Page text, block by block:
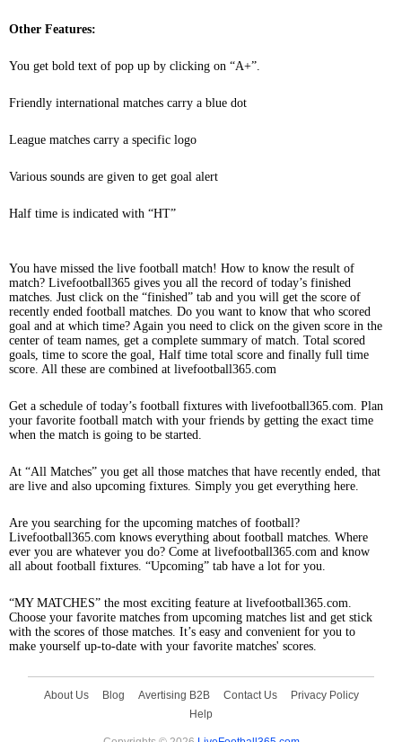
Other Features:
You get bold text of pop up by clicking on “A+”.
Friendly international matches carry a blue dot
League matches carry a specific logo
Various sounds are given to get goal alert
Half time is indicated with “HT”
You have missed the live football match! How to know the result of
match? Livefootball365 gives you all the record of today’s finished
matches. Just click on the “finished” tab and you will get the score of
recently ended football matches. Do you want to know that who scored
goal and at which time? Again you need to click on the given score in the
center of team names, get a complete summary of match. Total scored
goals, time to score the goal, Half time total score and finally full time
score. All these are combined at livefootball365.com
Get a schedule of today’s football fixtures with livefootball365.com. Plan
your favorite football match with your friends by getting the exact time
when the match is going to be started.
At “All Matches” you get all those matches that have recently ended, that
are live and also upcoming fixtures. Simply you get everything here.
Are you searching for the upcoming matches of football?
Livefootball365.com knows everything about football matches. Where
ever you are whatever you do? Come at livefootball365.com and know
all about football fixtures. “Upcoming” tab have a lot for you.
“MY MATCHES” the most exciting feature at livefootball365.com.
Choose your favorite matches from upcoming matches list and get stick
with the scores of those matches. It’s easy and convenient for you to
make yourself up-to-date with your favorite matches' scores.
About Us Blog Avertising B2B Contact Us
Privacy Policy
Help